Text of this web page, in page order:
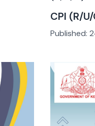
CPI (R/
Published: